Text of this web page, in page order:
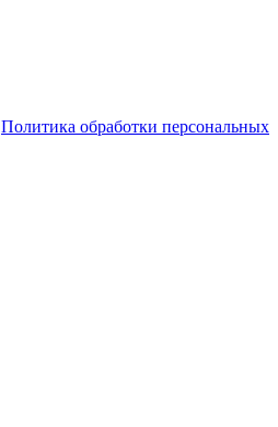
Политика обработки персональных